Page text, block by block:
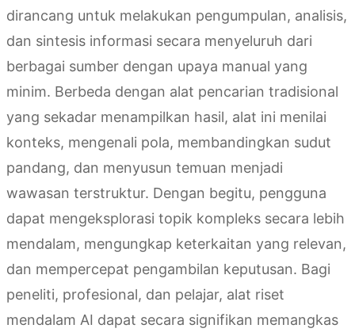
dirancang untuk melakukan pengumpulan, analisis,
dan sintesis informasi secara menyeluruh dari
berbagai sumber dengan upaya manual yang
minim. Berbeda dengan alat pencarian tradisional
yang sekadar menampilkan hasil, alat ini menilai
konteks, mengenali pola, membandingkan sudut
pandang, dan menyusun temuan menjadi
wawasan terstruktur. Dengan begitu, pengguna
dapat mengeksplorasi topik kompleks secara lebih
mendalam, mengungkap keterkaitan yang relevan,
dan mempercepat pengambilan keputusan. Bagi
peneliti, profesional, dan pelajar, alat riset
mendalam AI dapat secara signifikan memangkas